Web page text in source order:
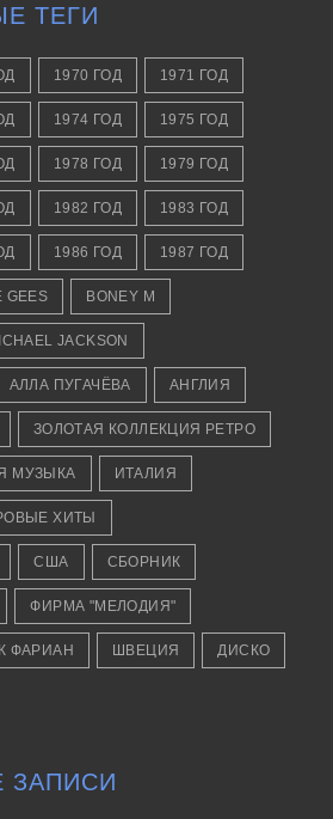
ТЕГИ
1970 ГОД 1971 ГОД
1974 ГОД 1975 ГОД
1978 ГОД 1979 ГОД
1982 ГОД 1983 ГОД
1986 ГОД 1987 ГОД
GEES BONEY M
JACKSON
АЛЛА ПУГАЧЁВА АНГЛИЯ
ЗОЛОТАЯ КОЛЛЕКЦИЯ РЕТРО
МУЗЫКА ИТАЛИЯ
ХИТЫ
США СБОРНИК
ФИРМА "МЕЛОДИЯ"
ФАРИАН ШВЕЦИЯ ДИСКО
ЗАПИСИ